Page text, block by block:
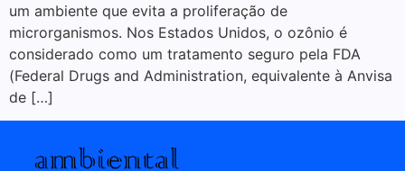
um ambiente que evita a proliferação de
microrganismos. Nos Estados Unidos, o ozônio é
considerado como um tratamento seguro pela FDA
(Federal Drugs and Administration, equivalente à Anvisa
de […]